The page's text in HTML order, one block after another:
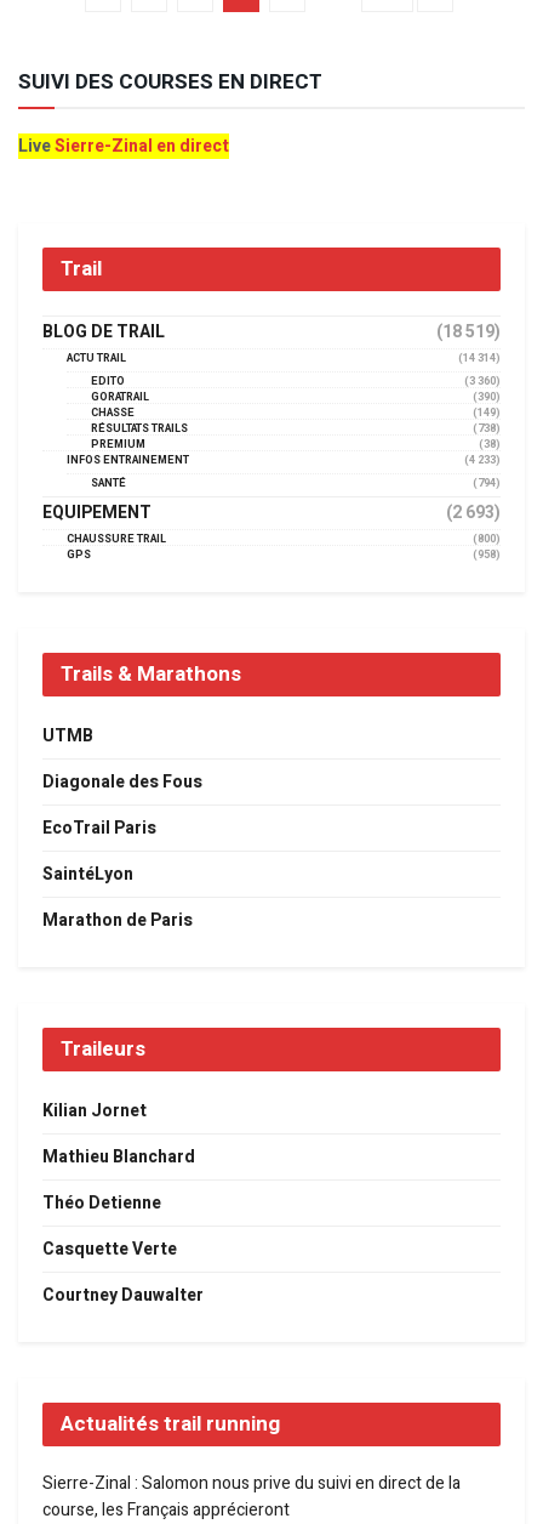
SUIVI DES COURSES EN DIRECT
LiveSierre-Zinal en direct
Trail
BLOG DE TRAIL (18 519)
ACTU TRAIL
(14 314)
EDITO
(3 360)
GORATRAIL
(390)
CHASSE
(149)
RÉSULTATS TRAILS
(738)
PREMIUM
(38)
INFOS ENTRAINEMENT
(4 233)
SANTÉ
(794)
EQUIPEMENT (2 693)
CHAUSSURE TRAIL
(800)
GPS
(958)
Trails & Marathons
UTMB
Diagonale des Fous
EcoTrail Paris
SaintéLyon
Marathon de Paris
Traileurs
Kilian Jornet
Mathieu Blanchard
Théo Detienne
Casquette Verte
Courtney Dauwalter
Actualités trail running
Sierre-Zinal : Salomon nous prive du suivi en direct de la
course, les Français apprécieront